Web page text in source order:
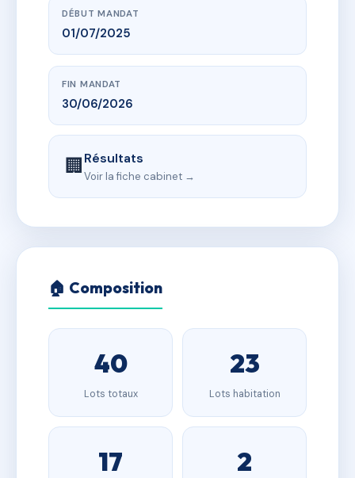
DÉBUT MANDAT
01/07/2025
FIN MANDAT
30/06/2026
🏢Résultats
Voir la fiche cabinet →
🏠 Composition
40
Lots totaux
23
Lots habitation
17 2